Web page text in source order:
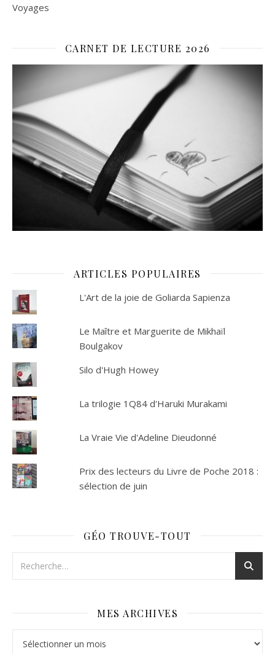
Voyages
CARNET DE LECTURE 2026
ARTICLES POPULAIRES
L'Art de la joie de Goliarda Sapienza
Le Maître et Marguerite de Mikhaïl
Boulgakov
Silo d'Hugh Howey
La trilogie 1Q84 d'Haruki Murakami
La Vraie Vie d'Adeline Dieudonné
Prix des lecteurs du Livre de Poche 2018 :
sélection de juin
GÉO TROUVE-TOUT
MES ARCHIVES